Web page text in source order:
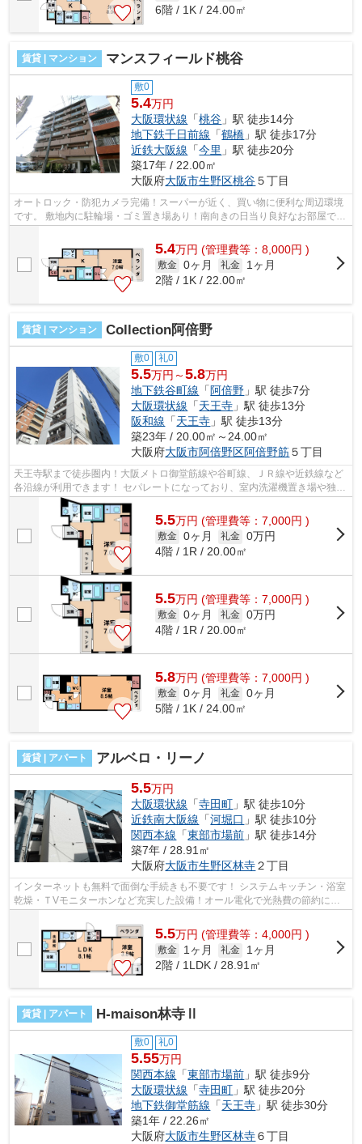
6階 / 1K / 24.00㎡
賃貸 | マンション マンスフィールド桃谷
敷0
5.4万円
大阪環状線 「桃谷 」駅 徒歩14分
地下鉄千日前線 「鶴橋 」駅 徒歩17分
近鉄大阪線 「今里 」駅 徒歩20分
築17年 / 22.00㎡
大阪府大阪市生野区桃谷５丁目
オートロック・防犯カメラ完備！スーパーが近く、買い物に便利な周辺環境
です。 敷地内に駐輪場・ゴミ置き場あり！南向きの日当り良好なお部屋で、
5.4万円 (管理費等：8,000円 )
敷金 0ヶ月 礼金
1ヶ月
2階 / 1K / 22.00㎡
賃貸 | マンション Collection阿倍野
敷0 礼0
5.5万円～5.8万円
地下鉄谷町線 「 阿倍野 」駅 徒歩7分
大阪環状線 「天王寺 」駅 徒歩13分
阪和線 「天王寺 」駅 徒歩13分
築23年 / 20.00㎡～24.00㎡
大阪府大阪市阿倍野区阿倍野筋５丁目
天王寺駅まで徒歩圏内！大阪メトロ御堂筋線や谷町線、ＪＲ線や近鉄線など
各沿線が利用できます！ セパレートになっており、室内洗濯機置き場や独立
洗面台もあり設備も充実しておりま...
5.5万円 (管理費等：7,000円 )
敷金 0ヶ月 礼金 0万円
4階 / 1R / 20.00㎡
5.5万円 (管理費等：7,000円 )
敷金 0ヶ月 礼金 0万円
4階 / 1R / 20.00㎡
5.8万円 (管理費等：7,000円 )
敷金 0ヶ月 礼金 0ヶ月
5階 / 1K / 24.00㎡
賃貸 | アパート アルベロ・リーノ
5.5万円
大阪環状線 「寺田町 」駅 徒歩10分
近鉄南大阪線 「河堀口 」駅 徒歩10分
関西本線 「東部市場前 」駅 徒歩14分
築7年 / 28.91㎡
大阪府大阪市生野区林寺２丁目
インターネットも無料で面倒な手続きも不要です！ システムキッチン・浴室
乾燥・ＴVモニターホンなど充実した設備！オール電化で光熱費の節約に！
■□■□■□■□■□■□■□■□■□■□■□■□■□■□■□■□■...
5.5万円 (管理費等：4,000円 )
敷金 1ヶ月 礼金
1ヶ月
2階 / 1LDK / 28.91㎡
賃貸 | アパート H-maison林寺Ⅱ
敷0 礼0
5.55万円
関西本線 「東部市場前 」駅 徒歩9分
大阪環状線 「寺田町 」駅 徒歩20分
地下鉄御堂筋線 「天王寺 」駅 徒歩30分
築1年 / 22.26㎡
大阪府大阪市生野区林寺６丁目